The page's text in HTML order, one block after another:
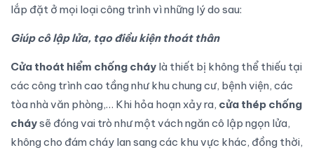
lắp đặt ở mọi loại công trình vì những lý do sau:
Giúp cô lập lửa, tạo điều kiện thoát thân
Cửa thoát hiểm chống cháy là thiết bị không thể thiếu tại
các công trình cao tầng như khu chung cư, bệnh viện, các
tòa nhà văn phòng,… Khi hỏa hoạn xảy ra, cửa thép chống
cháysẽ đóng vai trò như một vách ngăn cô lập ngọn lửa,
không cho đám cháy lan sang các khu vực khác, đồng thời,